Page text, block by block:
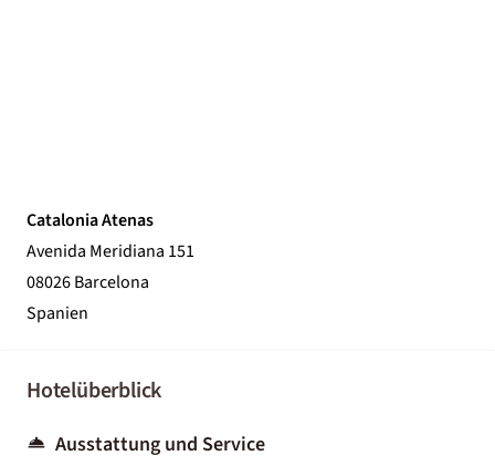
Catalonia Atenas
Avenida Meridiana 151
08026 Barcelona
Spanien
Hotelüberblick
Ausstattung und Service